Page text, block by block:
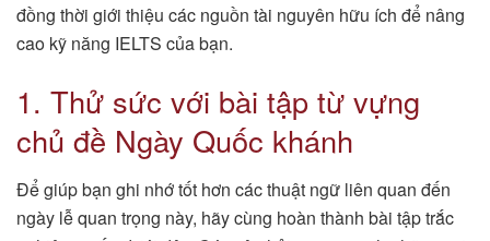
đồng thời giới thiệu các nguồn tài nguyên hữu ích để nâng
cao kỹ năng IELTS của bạn.
1. Thử sức với bài tập từ vựng
chủ đề Ngày Quốc khánh
Để giúp bạn ghi nhớ tốt hơn các thuật ngữ liên quan đến
ngày lễ quan trọng này, hãy cùng hoàn thành bài tập trắc